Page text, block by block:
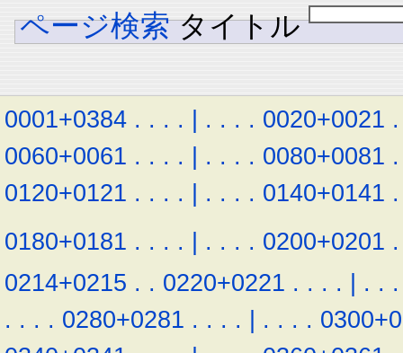
ページ検索 タイトル
0001+0384 . . . . | . . . . 0020+0021 .
0060+0061 . . . . | . . . . 0080+0081 .
0120+0121 . . . . | . . . . 0140+0141 .
0180+0181 . . . . | . . . . 0200+0201 .
0214+0215 . . 0220+0221 . . . . | . . .
. . . . 0280+0281 . . . . | . . . .